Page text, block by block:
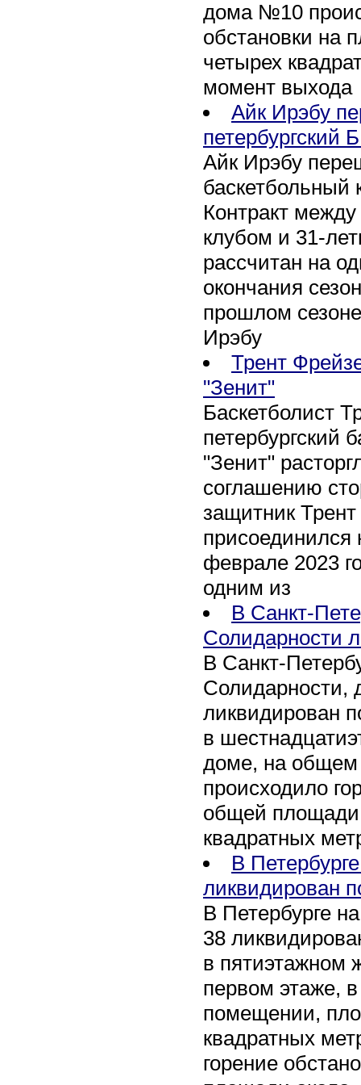
дома №10
обстановки на
четырех
момент выхода
Айк Ирэбу
петербургский
Айк Ирэбу
баскетбольный
Контракт между
клубом и 31-
рассчитан на
окончания
прошлом
Ирэбу
Трент
"Зенит"
Баскетболист
петербургский
"Зенит"
соглашению
защитник
присоединился
феврале 2023
одним из
В Санкт-
Солидарности
В Санкт-
Солидарности,
ликвидирован
в
доме, на общем
происходило
общей площади
квадратных
В
ликвидирован
В Петербурге
38
в пятиэтажном
первом этаже,
помещении,
квадратных
горение